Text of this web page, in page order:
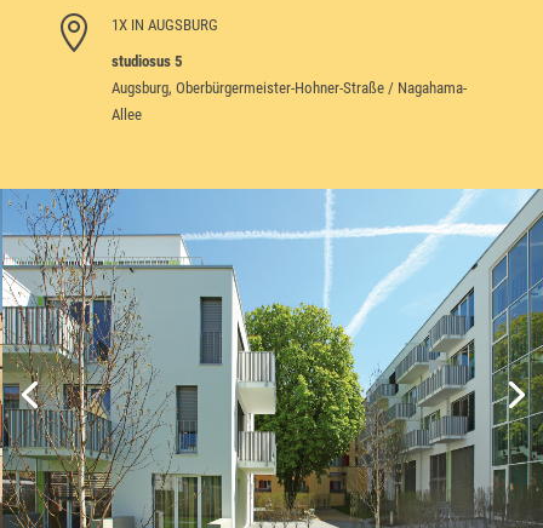

1X IN AUGSBURG
studiosus 5
Augsburg, Oberbürgermeister-Hohner-Straße / Nagahama-
Allee